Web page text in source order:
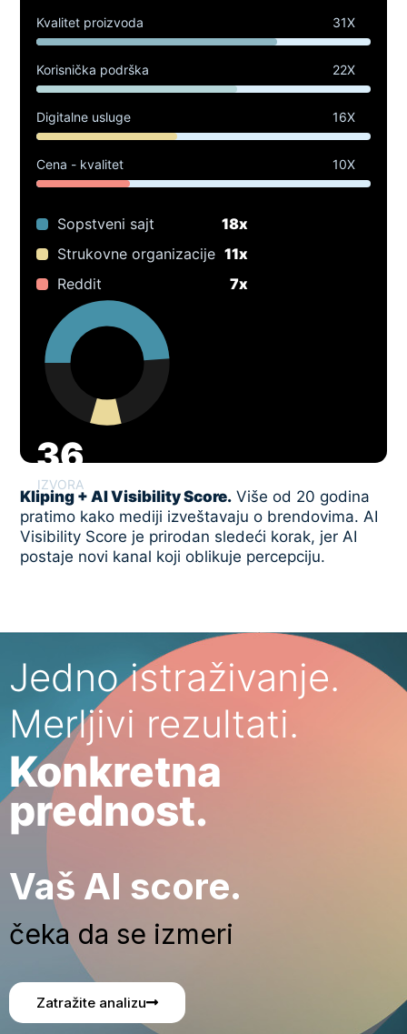
Kvalitet proizvoda 31X
Korisnička podrška 22X
Digitalne usluge 16X
Cena - kvalitet 10X
Sopstveni sajt
18x
Strukovne organizacije 11x
Reddit
7x
36
IZVORA
Kliping + AI Visibility Score. Više od 20 godina
pratimo kako mediji izveštavaju o brendovima. AI
Visibility Score je prirodan sledeći korak, jer AI
postaje novi kanal koji oblikuje percepciju.
Jedno istraživanje.
Merljivi rezultati.
Konkretna
prednost.
Vaš AI score.
čeka da se izmeri
Zatražite analizu